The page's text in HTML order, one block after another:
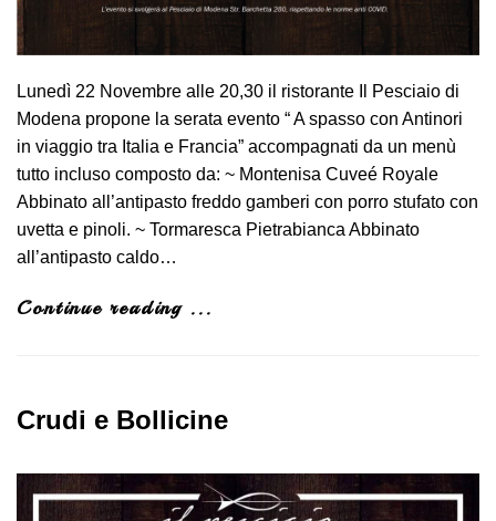
Lunedì 22 Novembre alle 20,30 il ristorante Il Pesciaio di
Modena propone la serata evento “ A spasso con Antinori
in viaggio tra Italia e Francia” accompagnati da un menù
tutto incluso composto da: ~ Montenisa Cuveé Royale
Abbinato all’antipasto freddo gamberi con porro stufato con
uvetta e pinoli. ~ Tormaresca Pietrabianca Abbinato
all’antipasto caldo…
Continue reading ...
Crudi e Bollicine